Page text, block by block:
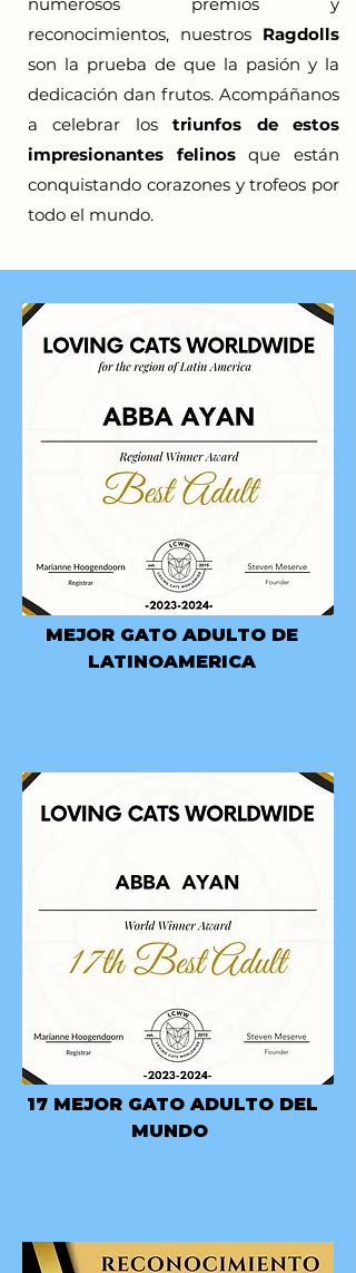
reconocimientos, nuestros Ragdolls
son la prueba de que la pasión y la
dedicación dan frutos. Acompáñanos
a celebrar lostriunfos de estos
impresionantes felinosque están
conquistando corazones y trofeos por
todo el mundo.
MEJOR GATO ADULTO DE
LATINOAMERICA
17 MEJOR GATO ADULTO DEL
MUNDO